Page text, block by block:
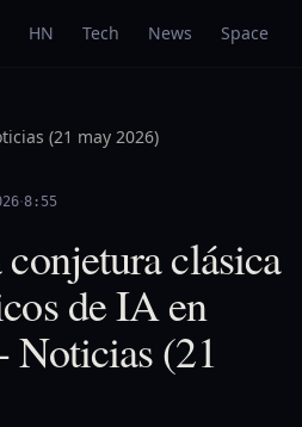
HN Tech News Space
(21 may 2026)
·8:55
clásica
de IA en
Noticias (21